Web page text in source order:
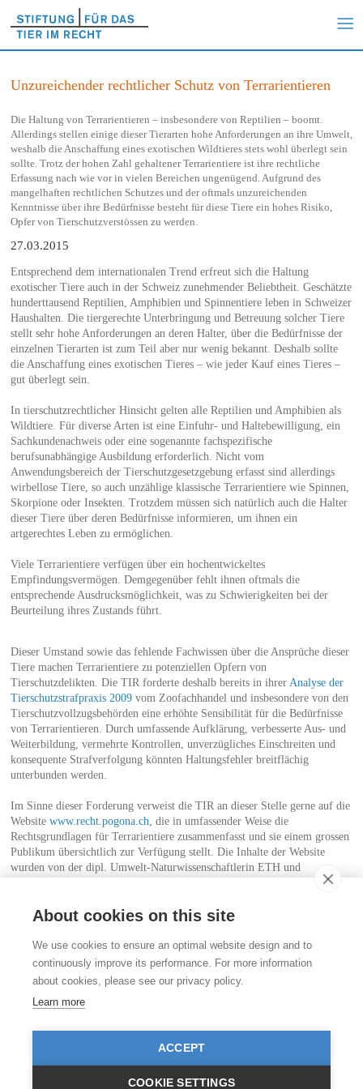
Unzureichender rechtlicher Schutz von Terrarientieren
Die Haltung von Terrarientieren – insbesondere von Reptilien – boomt.
Allerdings stellen einige dieser Tierarten hohe Anforderungen an ihre Umwelt,
weshalb die Anschaffung eines exotischen Wildtieres stets wohl überlegt sein
sollte. Trotz der hohen Zahl gehaltener Terrarientiere ist ihre rechtliche
Erfassung nach wie vor in vielen Bereichen ungenügend. Aufgrund des
mangelhaften rechtlichen Schutzes und der oftmals unzureichenden
Kenntnisse über ihre Bedürfnisse besteht für diese Tiere ein hohes Risiko,
Opfer von Tierschutzverstössen zu werden.
27.03.2015
Entsprechend dem internationalen Trend erfreut sich die Haltung
exotischer Tiere auch in der Schweiz zunehmender Beliebtheit. Geschätzte
hunderttausend Reptilien, Amphibien und Spinnentiere leben in Schweizer
Haushalten. Die tiergerechte Unterbringung und Betreuung solcher Tiere
stellt sehr hohe Anforderungen an deren Halter, über die Bedürfnisse der
einzelnen Tierarten ist zum Teil aber nur wenig bekannt. Deshalb sollte
die Anschaffung eines exotischen Tieres – wie jeder Kauf eines Tieres –
gut überlegt sein.
In tierschutzrechtlicher Hinsicht gelten alle Reptilien und Amphibien als
Wildtiere. Für diverse Arten ist eine Einfuhr- und Haltebewilligung, ein
Sachkundenachweis oder eine sogenannte fachspezifische
berufsunabhängige Ausbildung erforderlich. Nicht vom
Anwendungsbereich der Tierschutzgesetzgebung erfasst sind allerdings
wirbellose Tiere, so auch unzählige klassische Terrarientiere wie Spinnen,
Skorpione oder Insekten. Trotzdem müssen sich natürlich auch die Halter
dieser Tiere über deren Bedürfnisse informieren, um ihnen ein
artgerechtes Leben zu ermöglichen.
Viele Terrarientiere verfügen über ein hochentwickeltes
Empfindungsvermögen. Demgegenüber fehlt ihnen oftmals die
entsprechende Ausdrucksmöglichkeit, was zu Schwierigkeiten bei der
Beurteilung ihres Zustands führt.
Dieser Umstand sowie das fehlende Fachwissen über die Ansprüche dieser
Tiere machen Terrarientiere zu potenziellen Opfern von
Tierschutzdelikten. Die TIR forderte deshalb bereits in ihrer Analyse der
Tierschutzstrafpraxis 2009vom Zoofachhandel und insbesondere von den
Tierschutzvollzugsbehörden eine erhöhte Sensibilität für die Bedürfnisse
von Terrarientieren. Durch umfassende Aufklärung, verbesserte Aus- und
Weiterbildung, vermehrte Kontrollen, unverzügliches Einschreiten und
konsequente Strafverfolgung könnten Haltungsfehler breitflächig
unterbunden werden.
Im Sinne dieser Forderung verweist die TIR an dieser Stelle gerne auf die
Website www.recht.pogona.ch , die in umfassender Weise die
Rechtsgrundlagen für Terrarientiere zusammenfasst und sie einem grossen
Publikum übersichtlich zur Verfügung stellt. Die Inhalte der Website
wurden von der dipl. Umwelt-Naturwissenschaftlerin ETH und
Stiftung für das Tier im Recht (TIR)
Rigistrasse 9
CH - 8006 Zürich
info@tierimrecht.org
Ihre Spende kann von den Steuern abgezogen werden.
IBAN: CH17 0900 0000 8770 0700 7, PostFinance CHF
About cookies on this site
We use cookies to ensure an optimal website design and to
continuously improve its performance. For more information
about cookies, please see our privacy policy.
Learn more
ACCEPT
COOKIE SETTINGS